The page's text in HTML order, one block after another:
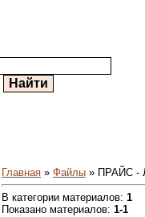
Главная » Файлы » ПРАЙС -
В категории материалов: 1
Показано материалов: 1-1